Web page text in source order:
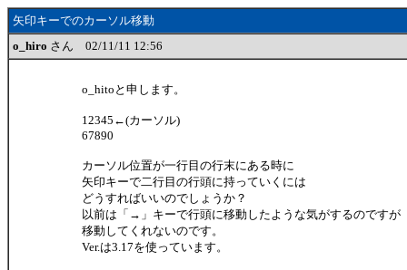
矢印キーでのカーソル移動
o_hiro さん 02/11/11 12:56
o_hitoと申します。
12345←(カーソル)
67890
カーソル位置が一行目の行末にある時に
矢印キーで二行目の行頭に持っていくには
どうすればいいのでしょうか？
以前は「→」キーで行頭に移動したような気がするのですが
移動してくれないのです。
Ver.は3.17を使っています。